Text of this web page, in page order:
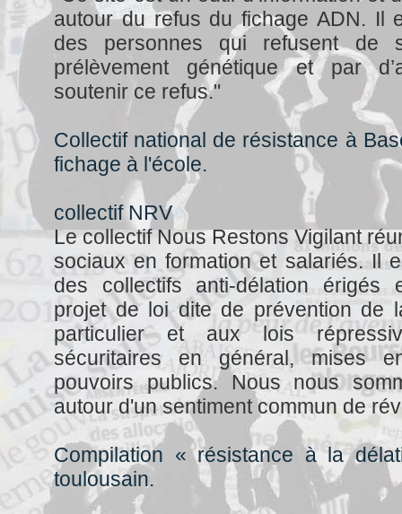
autour du refus du fichage ADN. Il
des personnes qui refusent de
prélèvement génétique et par
soutenir ce refus."
Collectif national de résistance à
fichage à l'école.
collectif NRV
Le collectif Nous Restons Vigilant
sociaux en formation et salariés. Il
des collectifs anti-délation érigés
projet de loi dite de prévention de
particulier et aux lois
sécuritaires en général, mises
pouvoirs publics. Nous nous
autour d'un sentiment commun de
Compilation « résistance à la
toulousain.